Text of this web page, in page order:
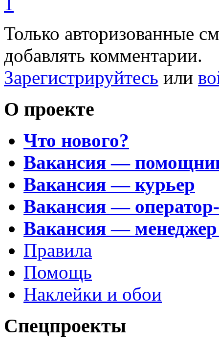
Только авторизованные
добавлять комментарии.
Зарегистрируйтесь или
О проекте
Что нового?
Вакансия —
Вакансия — курьер
Вакансия —
Вакансия —
Правила
Помощь
Наклейки и обои
Спецпроекты